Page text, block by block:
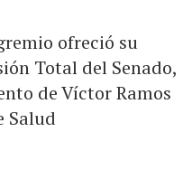
ofreció su
Total del Senado,
de Víctor Ramos
Salud